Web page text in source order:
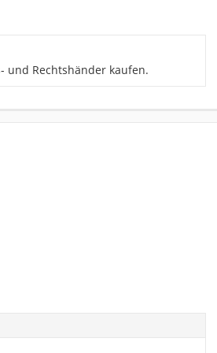
und Rechtshänder kaufen.